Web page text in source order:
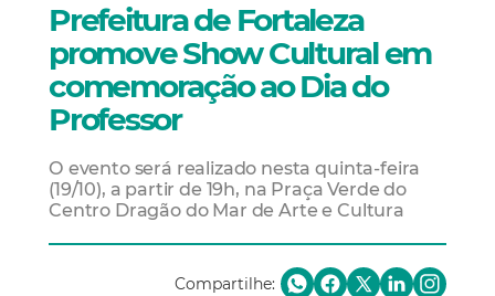
Prefeitura de Fortaleza
promove Show Cultural em
comemoração ao Dia do
Professor
O evento será realizado nesta quinta-feira
(19/10), a partir de 19h, na Praça Verde do
Centro Dragão do Mar de Arte e Cultura
Compartilhe: